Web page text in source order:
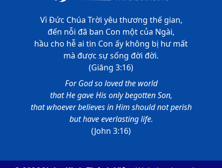
Vì Đức Chúa Trời yêu thương thế gian,
đến nỗi đã ban Con một của Ngài,
hầu cho hễ ai tin Con ấy không bị hư mất
mà được sự sống đời đời.
(Giăng 3:16)
For God so loved the world
that He gave His only begotten Son,
that whoever believes in Him should not perish
but have everlasting life.
(John 3:16)